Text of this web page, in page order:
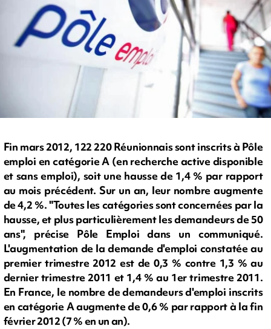
Fin mars 2012, 122 220 Réunionnais sont inscrits à Pôle
emploi en catégorie A (en recherche active disponible
et sans emploi), soit une hausse de 1,4 % par rapport
au mois précédent. Sur un an, leur nombre augmente
de 4,2 %. "Toutes les catégories sont concernées par la
hausse, et plus particulièrement les demandeurs de 50
ans", précise Pôle Emploi dans un communiqué.
L'augmentation de la demande d'emploi constatée au
premier trimestre 2012 est de 0,3 % contre 1,3 % au
dernier trimestre 2011 et 1,4 % au 1er trimestre 2011.
En France, le nombre de demandeurs d'emploi inscrits
en catégorie A augmente de 0,6 % par rapport à la fin
février 2012 (7 % en un an).